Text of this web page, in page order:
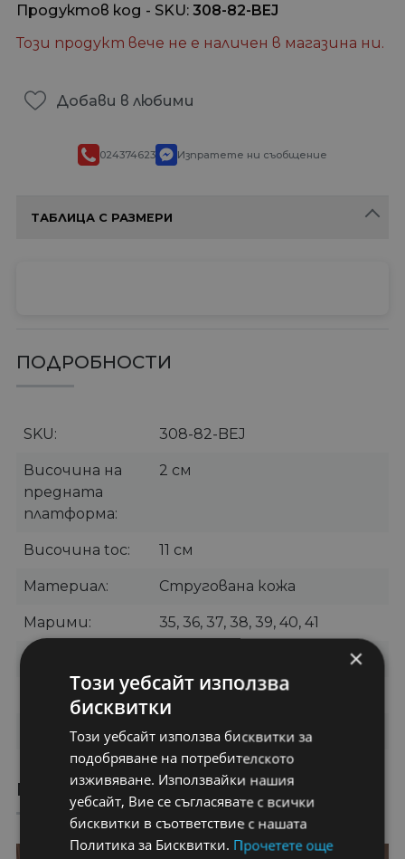
Продуктов код - SKU 308-82-BEJ
Този продукт вече не е наличен в магазина ни.
Добави в любими
024374623 Изпратете ни съобщение
ТАБЛИЦА С РАЗМЕРИ
ПОДРОБНОСТИ
SKU 308-82-BEJ
Височина на
предната
платформа
2 см
Височина toc 11 см
Материал Стругована кожа
Марими 35, 36, 37, 38, 39, 40, 41
Категории Сандали ,Сандали на ток
Бранд OEM
ПРЕПОРЪЧАНИ ПРОДУКТИ
27% 50%
×
Този уебсайт използва
бисквитки
Този уебсайт използва бисквитки за
подобряване на потребителското
изживяване. Използвайки нашия
уебсайт, Вие се съгласявате с всички
бисквитки в съответствие с нашата
Политика за Бисквитки. Прочетете още